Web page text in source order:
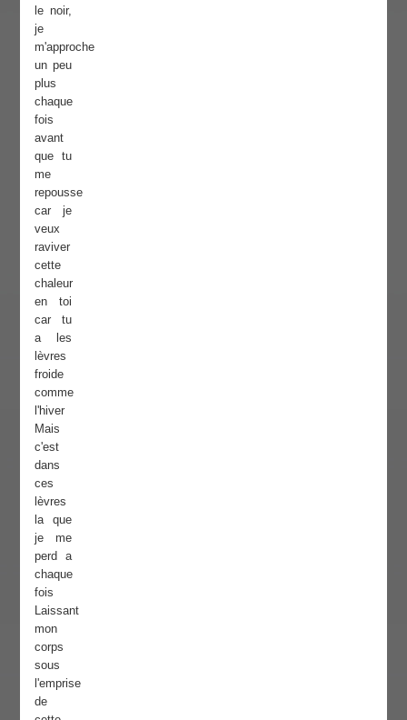
le noir,
je
m'approche
un peu
plus
chaque
fois
avant
que tu
me
repousse
car je
veux
raviver
cette
chaleur
en toi
car tu
a les
lèvres
froide
comme
l'hiver
Mais
c'est
dans
ces
lèvres
la que
je me
perd a
chaque
fois
Laissant
mon
corps
sous
l'emprise
de